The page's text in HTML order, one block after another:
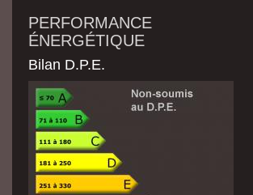
PERFORMANCE
ÉNERGÉTIQUE
Bilan D.P.E.